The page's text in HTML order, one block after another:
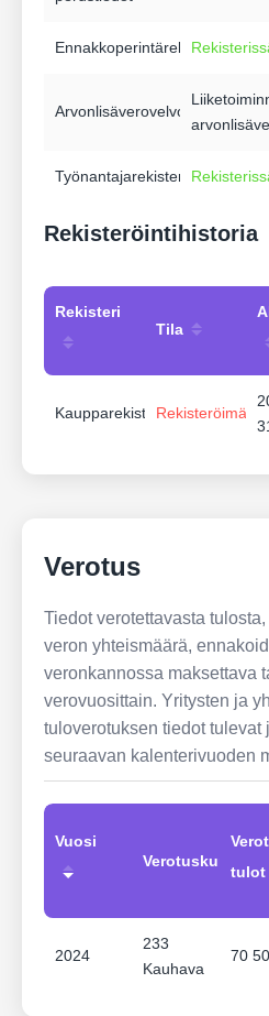
Ennakkoperintärekisteri
Arvonlisäverovelvollisuus
Työnantajarekisteri
Rekisteröintihistoria
Rekisteri
Tila
KaupparekisteriRekisteröimätön
Verotus
Tiedot verotettavasta
veron yhteismäärä,
veronkannossa maksettava
verovuosittain. Yritysten ja
tuloverotuksen tiedot tulevat
seuraavan kalenterivuoden
Vuosi
Verotuskunta
tulot
2024
233
Kauhava
70